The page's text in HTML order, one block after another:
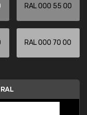
RAL 000 55 00
RAL 000 70 00